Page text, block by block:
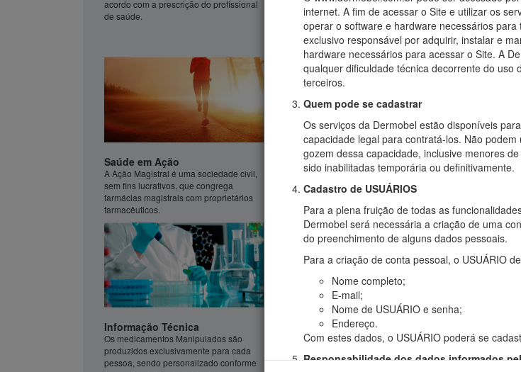
internet. A fim de acessar o Site e utilizar os
operar o software e hardware necessários para
exclusivo responsável por adquirir, instalar e
hardware necessários para acessar o Site. A
qualquer dificuldade técnica decorrente do uso
terceiros.
Quem pode se cadastrar
Os serviços da Dermobel estão disponíveis
capacidade legal para contratá-los. Não
gozem dessa capacidade, inclusive menores
sido inabilitadas temporária ou definitivamente.
Cadastro de USUÁRIOS
Para a plena fruição de todas as
Dermobel será necessária a criação de uma
do preenchimento de alguns dados pessoais.
Para a criação de conta pessoal, o USUÁRIO
Nome completo;
E-mail;
Nome de USUÁRIO e senha;
Endereço.
Com estes dados, o USUÁRIO poderá se
Responsabilidade dos dados informados
acordo com a prescrição do profissional
de saúde.
Saúde em Ação
A Ação Magistral é uma sociedade civil,
sem fins lucrativos, que congrega
farmácias magistrais com proprietários
farmacêuticos.
Informação Técnica
Os medicamentos Manipulados são
produzidos exclusivamente para cada
pessoa, sendo personalizado conforme